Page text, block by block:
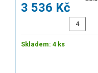
3 536 Kč
Skladem: 4 ks